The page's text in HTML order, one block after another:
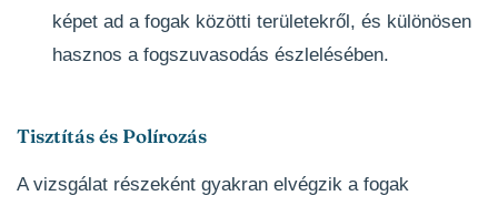
képet ad a fogak közötti területekről, és különösen
hasznos a fogszuvasodás észlelésében.
Tisztítás és Polírozás
A vizsgálat részeként gyakran elvégzik a fogak